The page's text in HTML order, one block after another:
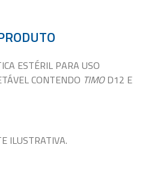
ESTÉRIL PARA USO
CONTENDO TIMOD12 E
ILUSTRATIVA.